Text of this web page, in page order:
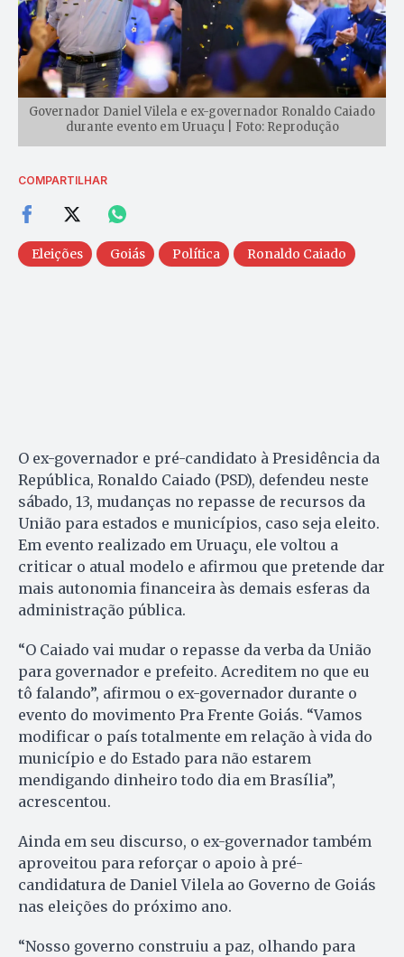
Governador Daniel Vilela e ex-governador Ronaldo Caiado
durante evento em Uruaçu | Foto: Reprodução
COMPARTILHAR
Eleições Goiás Política Ronaldo Caiado
O ex-governador e pré-candidato à Presidência da
República, Ronaldo Caiado (PSD), defendeu neste
sábado, 13, mudanças no repasse de recursos da
União para estados e municípios, caso seja eleito.
Em evento realizado em Uruaçu, ele voltou a
criticar o atual modelo e afirmou que pretende dar
mais autonomia financeira às demais esferas da
administração pública.
“O Caiado vai mudar o repasse da verba da União
para governador e prefeito. Acreditem no que eu
tô falando”, afirmou o ex-governador durante o
evento do movimento Pra Frente Goiás. “Vamos
modificar o país totalmente em relação à vida do
município e do Estado para não estarem
mendigando dinheiro todo dia em Brasília”,
acrescentou.
Ainda em seu discurso, o ex-governador também
aproveitou para reforçar o apoio à pré-
candidatura de Daniel Vilela ao Governo de Goiás
nas eleições do próximo ano.
“Nosso governo construiu a paz, olhando para